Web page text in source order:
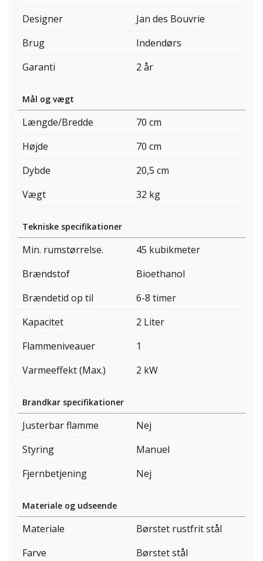
Designer
Jan des Bouvrie
Brug
Indendørs
Garanti
2 år
Mål og vægt
Længde/Bredde
70 cm
Højde
70 cm
Dybde
20,5 cm
Vægt
32 kg
Tekniske specifikationer
Min. rumstørrelse.
45 kubikmeter
Brændstof
Bioethanol
Brændetid op til
6-8 timer
Kapacitet
2 Liter
Flammeniveauer
1
Varmeeffekt (Max.)
2 kW
Brandkar specifikationer
Justerbar flamme
Nej
Styring
Manuel
Fjernbetjening
Nej
Materiale og udseende
Materiale
Børstet rustfrit stål
Farve
Børstet stål